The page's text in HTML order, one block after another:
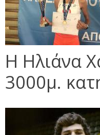
Η Ηλιάνα
3000μ.